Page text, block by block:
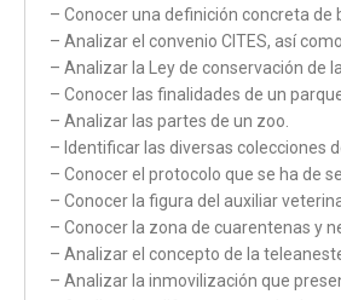
– Conocer una definición concreta de
– Analizar el convenio CITES, así
– Analizar la Ley de conservación de
– Conocer las finalidades de un
– Analizar las partes de un zoo.
– Identificar las diversas colecciones
– Conocer el protocolo que se ha de
– Conocer la figura del auxiliar
– Conocer la zona de cuarentenas y
– Analizar el concepto de la
– Analizar la inmovilización que